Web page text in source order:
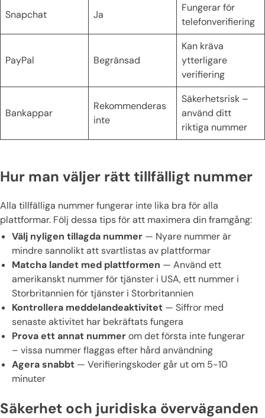
Snapchat Ja
Fungerar för
telefonverifiering
PayPal Begränsad
Kan kräva
ytterligare
verifiering
Bankappar
Rekommenderas
inte
Säkerhetsrisk –
använd ditt
riktiga nummer
Hur man väljer rätt tillfälligt nummer
Alla tillfälliga nummer fungerar inte lika bra för alla
plattformar. Följ dessa tips för att maximera din framgång:
Välj nyligen tillagda nummer — Nyare nummer är
mindre sannolikt att svartlistas av plattformar
Matcha landet med plattformen — Använd ett
amerikanskt nummer för tjänster i USA, ett nummer i
Storbritannien för tjänster i Storbritannien
Kontrollera meddelandeaktivitet — Siffror med
senaste aktivitet har bekräftats fungera
Prova ett annat nummerom det första inte fungerar
– vissa nummer flaggas efter hård användning
Agera snabbt — Verifieringskoder går ut om 5-10
minuter
Säkerhet och juridiska överväganden